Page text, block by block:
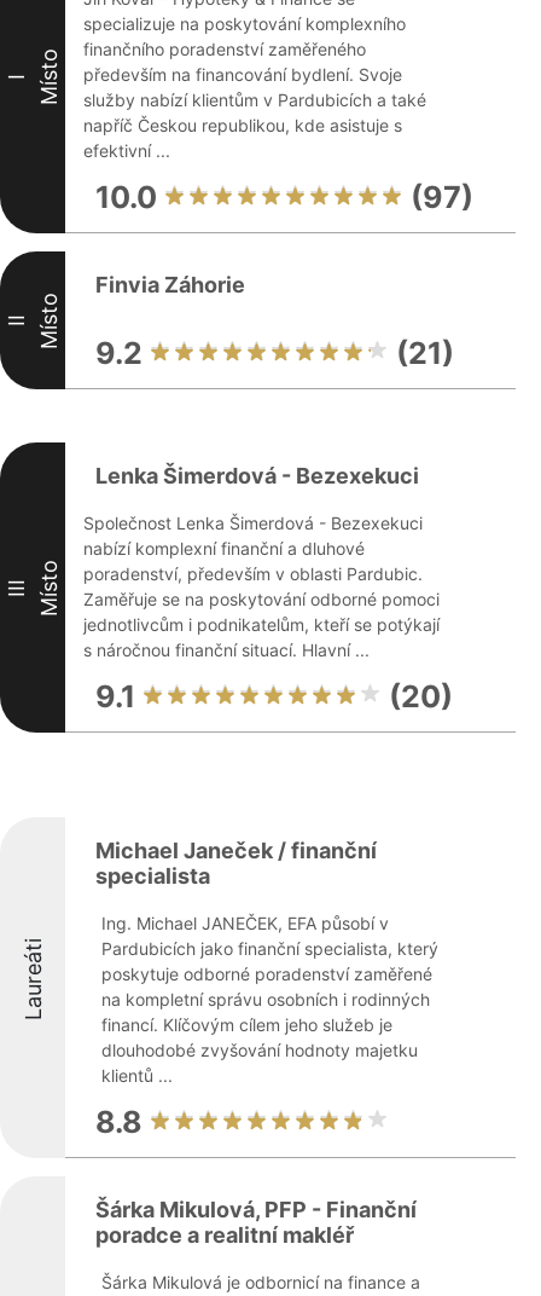
I Místo
specializuje na poskytování komplexního
finančního poradenství zaměřeného
především na financování bydlení. Svoje
služby nabízí klientům v Pardubicích a také
napříč Českou republikou, kde asistuje s
efektivní ...
10.0 (97)
II Místo
Finvia Záhorie
9.2 (21)
III Místo
Lenka Šimerdová - Bezexekuci
Společnost Lenka Šimerdová - Bezexekuci
nabízí komplexní finanční a dluhové
poradenství, především v oblasti Pardubic.
Zaměřuje se na poskytování odborné pomoci
jednotlivcům i podnikatelům, kteří se potýkají
s náročnou finanční situací. Hlavní ...
9.1 (20)
Laureáti
Michael Janeček / finanční
specialista
Ing. Michael JANEČEK, EFA působí v
Pardubicích jako finanční specialista, který
poskytuje odborné poradenství zaměřené
na kompletní správu osobních i rodinných
financí. Klíčovým cílem jeho služeb je
dlouhodobé zvyšování hodnoty majetku
klientů ...
8.8
Šárka Mikulová, PFP - Finanční
poradce a realitní makléř
Šárka Mikulová je odbornicí na finance a